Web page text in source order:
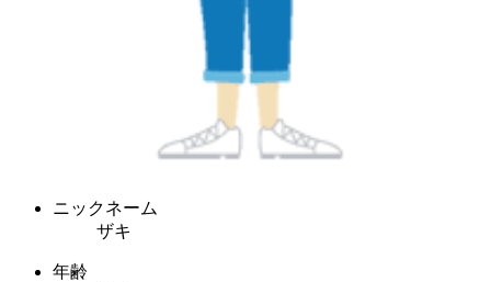
ニックネーム
ザキ
年齢